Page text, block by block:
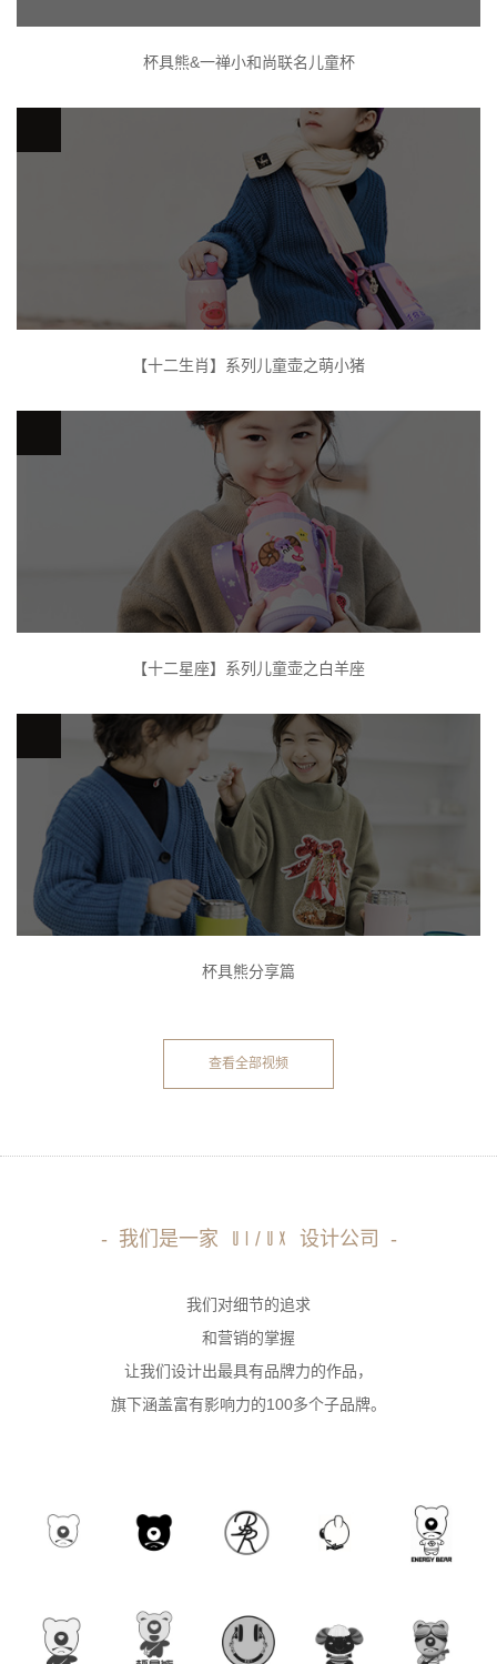
杯具熊&一禅小和尚联名儿童杯
【十二生肖】系列儿童壶之萌小猪
【十二星座】系列儿童壶之白羊座
杯具熊分享篇
查看全部视频
- 我们是一家 UI/UX 设计公司 -
我们对细节的追求
和营销的掌握
让我们设计出最具有品牌力的作品，
旗下涵盖富有影响力的100多个子品牌。